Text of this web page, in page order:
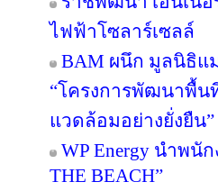
ไฟฟ้าโซลาร์เซลล์
BAM ผนึก มูลนิธิแ
“โครงการพัฒนาพื้น
แวดล้อมอย่างยั่งยื
WP Energy นำพนั
THE BEACH”